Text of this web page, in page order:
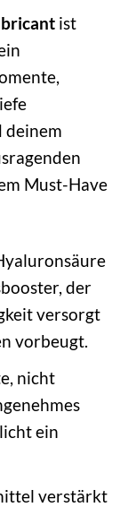
ist
deinem
Must-Have
der
versorgt
vorbeugt.
nicht
ein
verstärkt